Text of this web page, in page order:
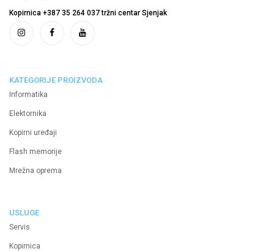
Kopirnica +387 35 264 037 tržni centar Sjenjak
KATEGORIJE PROIZVODA
Informatika
Elektornika
Kopirni uređaji
Flash memorije
Mrežna oprema
USLUGE
Servis
Kopirnica